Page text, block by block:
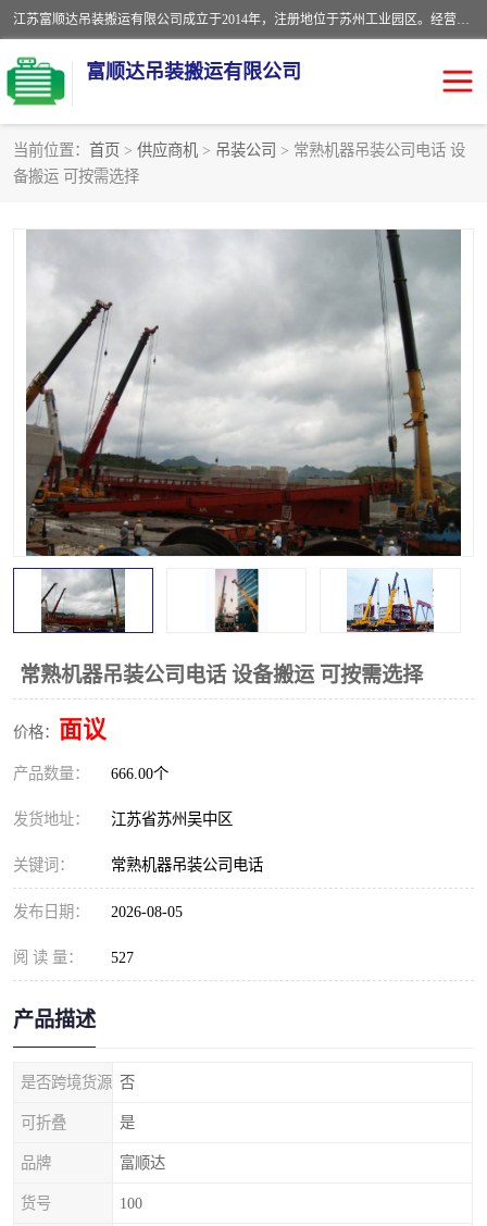
江苏富顺达吊装搬运有限公司成立于2014年，注册地位于苏州工业园区。经营范围包括起重吊装、搬运装卸服务；叉车、吊车租赁；水电安装；机电工程施工及维护；机电设备安装；家政服务、保洁服务。苏州搬运公司，苏州叉车出租，苏州吊车出租，苏州工厂设备搬运，专业设备吊装服务。
富顺达吊装搬运有限公司
当前位置： 首页 > 供应商机 > 吊装公司 > 常熟机器吊装公司电话 设
备搬运 可按需选择
常熟机器吊装公司电话 设备搬运 可按需选择
价格： 面议
产品数量： 666.00个
发货地址： 江苏省苏州吴中区
关键词： 常熟机器吊装公司电话
发布日期： 2026-08-05
阅 读 量： 527
产品描述
是否跨境货源 否
可折叠 是
品牌 富顺达
货号 100
苏州设备搬运吊装服务
设备定位移位
设备搬运 吊装公司
工厂设备搬运 专业设备吊装服务
吊车出租租赁服务 叉车出租租赁服务